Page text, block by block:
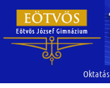
Oktatás